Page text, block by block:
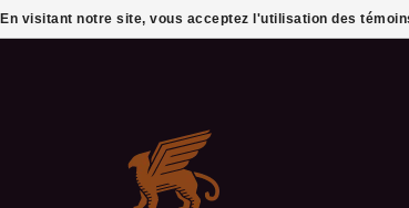
En visitant notre site, vous acceptez l'utilisation des